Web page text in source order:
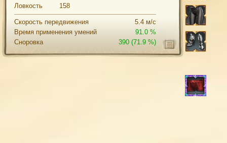
Ловкость
158
Скорость передвижения
5.4 м/с
Время применения умений
91.0 %
Сноровка
(71.9 %)
390